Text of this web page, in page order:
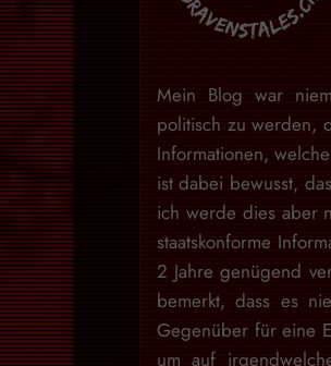
Mein Blog war
politisch zu werden,
Informationen,
ist dabei bewusst,
ich werde dies aber
staatskonforme
2 Jahre genügend
bemerkt, dass es
Gegenüber für eine
um auf